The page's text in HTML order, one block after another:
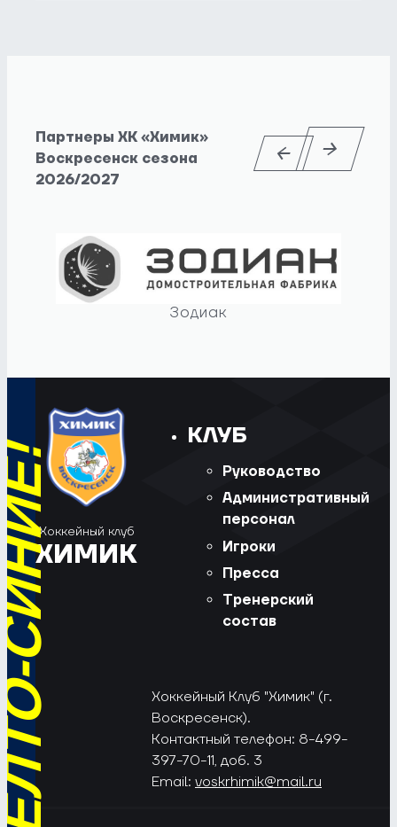
Партнеры ХК «Химик»
Воскресенск сезона
2026/2027
Зодиак
Хоккейный клуб
ХИМИК
КЛУБ
Руководство
Административный
персонал
Игроки
Пресса
Тренерский
состав
Хоккейный Клуб "Химик" (г.
Воскресенск).
Контактный телефон: 8-499-
397-70-11, доб. 3
Email: voskrhimik@mail.ru